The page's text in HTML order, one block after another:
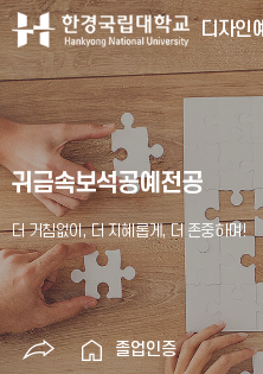
디자인
귀금속보석공예전공
졸업인증